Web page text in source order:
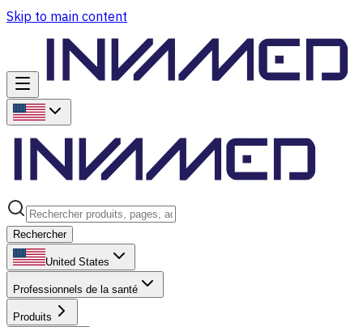
Skip to main content
Rechercher
United States
Professionnels de la santé
Produits